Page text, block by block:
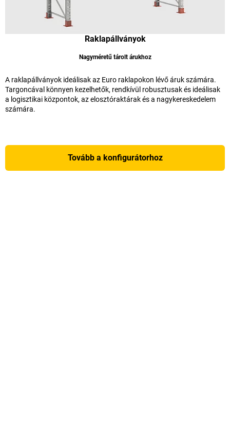
Raklapállványok
Nagyméretű tárolt árukhoz
A raklapállványok ideálisak az Euro raklapokon lévő áruk számára.
Targoncával könnyen kezelhetők, rendkívül robusztusak és ideálisak
a logisztikai központok, az elosztóraktárak és a nagykereskedelem
számára.
Tovább a konfigurátorhoz